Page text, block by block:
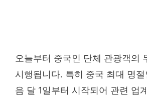
오늘부터 중국인 단체 관광객의
시행됩니다. 특히 중국 최대 명
음 달 1일부터 시작되어 관련 업